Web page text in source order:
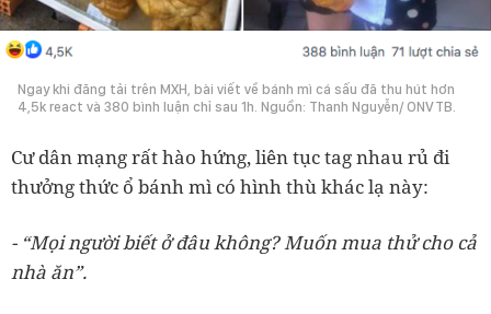
Ngay khi đăng tải trên MXH, bài viết về bánh mì cá sấu đã thu hút hơn
4,5k react và 380 bình luận chỉ sau 1h. Nguồn: Thanh Nguyễn/ ONVTB.
Cư dân mạng rất hào hứng, liên tục tag nhau rủ đi
thưởng thức ổ bánh mì có hình thù khác lạ này:
- “Mọi người biết ở đâu không? Muốn mua thử cho cả
nhà ăn”.